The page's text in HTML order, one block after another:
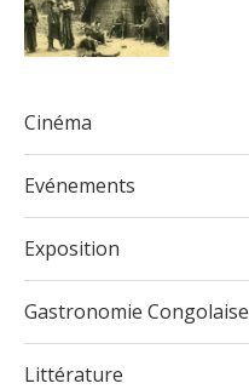
Cinéma
Evénements
Exposition
Gastronomie Congolaise
Littérature